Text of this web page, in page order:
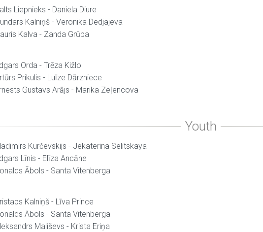
Liepnieks - Daniela Diure
Kalniņš - Veronika Dedjajeva
Kalva - Zanda Grūba
Orda - Trēza Kižlo
Prikulis - Luīze Dārzniece
Gustavs Arājs - Marika Zeļencova
Kurčevskijs - Jekaterina Selitskaya
Līnis - Elīza Ancāne
Ābols - Santa Vitenberga
Kalniņš - Līva Prince
Ābols - Santa Vitenberga
Mališevs - Krista Eriņa